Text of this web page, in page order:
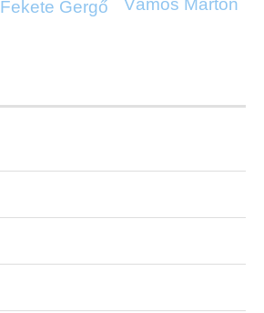
Fekete Gergő Vámos Márton